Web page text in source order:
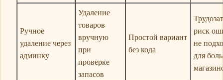
Ручное
удаление через
админку
Удаление
товаров
вручную
при
проверке
запасов
Простой вариант
без кода
риск
не
для